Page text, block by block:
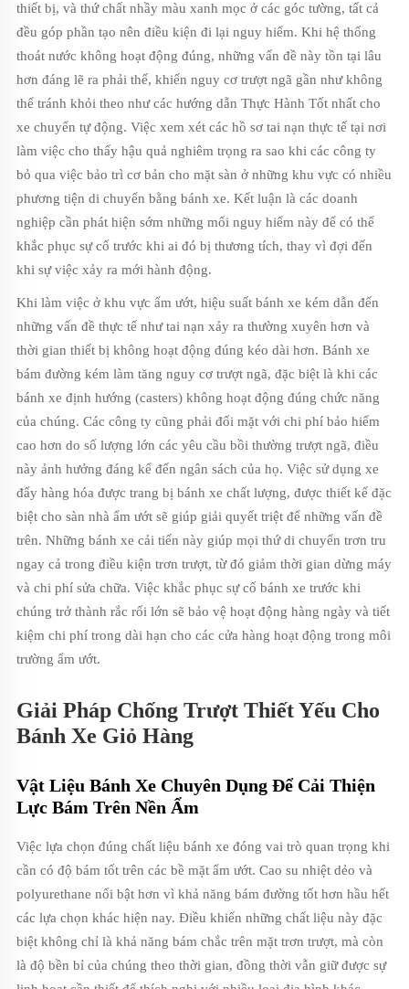
thiết bị, và thứ chất nhầy màu xanh mọc ở các góc tường, tất cả
đều góp phần tạo nên điều kiện đi lại nguy hiểm. Khi hệ thống
thoát nước không hoạt động đúng, những vấn đề này tồn tại lâu
hơn đáng lẽ ra phải thế, khiến nguy cơ trượt ngã gần như không
thể tránh khỏi theo như các hướng dẫn Thực Hành Tốt nhất cho
xe chuyển tự động. Việc xem xét các hồ sơ tai nạn thực tế tại nơi
làm việc cho thấy hậu quả nghiêm trọng ra sao khi các công ty
bỏ qua việc bảo trì cơ bản cho mặt sàn ở những khu vực có nhiều
phương tiện di chuyển bằng bánh xe. Kết luận là các doanh
nghiệp cần phát hiện sớm những mối nguy hiểm này để có thể
khắc phục sự cố trước khi ai đó bị thương tích, thay vì đợi đến
khi sự việc xảy ra mới hành động.
Khi làm việc ở khu vực ẩm ướt, hiệu suất bánh xe kém dẫn đến
những vấn đề thực tế như tai nạn xảy ra thường xuyên hơn và
thời gian thiết bị không hoạt động đúng kéo dài hơn. Bánh xe
bám đường kém làm tăng nguy cơ trượt ngã, đặc biệt là khi các
bánh xe định hướng (casters) không hoạt động đúng chức năng
của chúng. Các công ty cũng phải đối mặt với chi phí bảo hiểm
cao hơn do số lượng lớn các yêu cầu bồi thường trượt ngã, điều
này ảnh hưởng đáng kể đến ngân sách của họ. Việc sử dụng xe
đẩy hàng hóa được trang bị bánh xe chất lượng, được thiết kế đặc
biệt cho sàn nhà ẩm ướt sẽ giúp giải quyết triệt để những vấn đề
trên. Những bánh xe cải tiến này giúp mọi thứ di chuyển trơn tru
ngay cả trong điều kiện trơn trượt, từ đó giảm thời gian dừng máy
và chi phí sửa chữa. Việc khắc phục sự cố bánh xe trước khi
chúng trở thành rắc rối lớn sẽ bảo vệ hoạt động hàng ngày và tiết
kiệm chi phí trong dài hạn cho các cửa hàng hoạt động trong môi
trường ẩm ướt.
Giải Pháp Chống Trượt Thiết Yếu Cho
Bánh Xe Giỏ Hàng
Vật Liệu Bánh Xe Chuyên Dụng Để Cải Thiện
Lực Bám Trên Nền Ẩm
Việc lựa chọn đúng chất liệu bánh xe đóng vai trò quan trọng khi
cần có độ bám tốt trên các bề mặt ẩm ướt. Cao su nhiệt dẻo và
polyurethane nổi bật hơn vì khả năng bám đường tốt hơn hầu hết
các lựa chọn khác hiện nay. Điều khiến những chất liệu này đặc
biệt không chỉ là khả năng bám chắc trên mặt trơn trượt, mà còn
là độ bền bỉ của chúng theo thời gian, đồng thời vẫn giữ được sự